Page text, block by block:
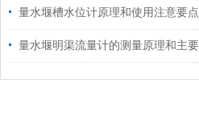
量水堰槽水位计原理和使用注意要点